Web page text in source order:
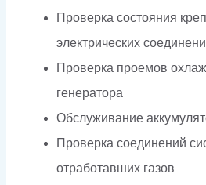
Проверка состояния
электрических
Проверка проемов
генератора
Обслуживание
Проверка соединений
отработавших газов